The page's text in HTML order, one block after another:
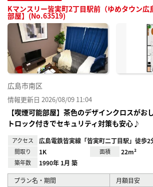
Kマンスリー皆実町2丁目駅前（ゆめタウン広
部屋】(No.63519)
広島市南区
情報更新日 2026/08/09 11:04
【喫煙可能部屋】茶色のデザインクロスがお
トロック付きでセキュリティ対策も安心♪
アクセス 広島電鉄皆実線「皆実町二丁目駅」徒歩2
間取り 1K 面積 22m²
築年数 1990年 1月 築
プラン名・期間
月額目安